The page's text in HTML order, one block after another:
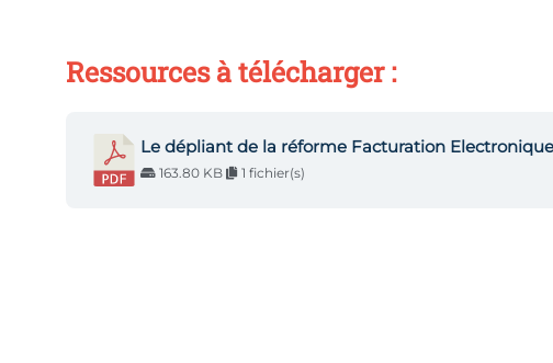
Ressources à télécharger :
Le dépliant de la réforme Facturation Electronique
163.80 KB 1 fichier(s)